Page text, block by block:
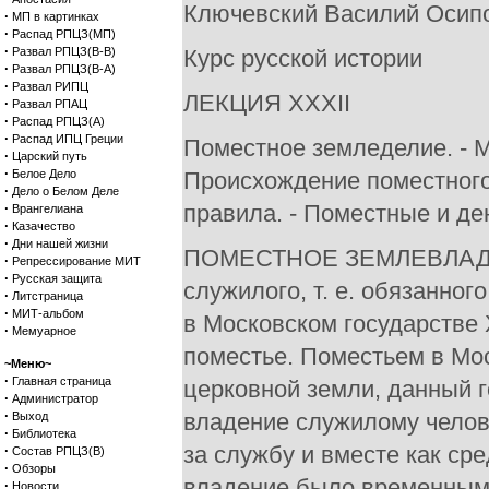
· МП в картинках
· Распад РПЦЗ(МП)
· Развал РПЦЗ(В-В)
· Развал РПЦЗ(В-А)
· Развал РИПЦ
· Развал РПАЦ
· Распад РПЦЗ(А)
· Распад ИПЦ Греции
· Царский путь
· Белое Дело
· Дело о Белом Деле
· Врангелиана
· Казачество
· Дни нашей жизни
· Репрессирование МИТ
· Русская защита
· Литстраница
· МИТ-альбом
· Мемуарное
~Меню~
· Главная страница
· Администратор
· Выход
· Библиотека
· Состав РПЦЗ(В)
· Обзоры
· Новости
Ключевский Василий
Курс русской истории
ЛЕКЦИЯ XXXII
Поместное земледелие. -
Происхождение
правила. - Поместные и
ПОМЕСТНОЕ
служилого, т. е.
в Московском
поместье. Поместьем в
церковной земли, данный
владение служилому
за службу и вместе как